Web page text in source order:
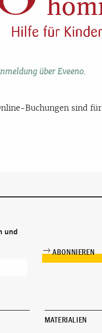
über Eveeno.
Buchungen sind
und
MATERIALIEN